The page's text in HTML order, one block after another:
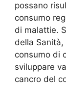
possano
consumo
di malattie.
della
consumo di
sviluppare
cancro del